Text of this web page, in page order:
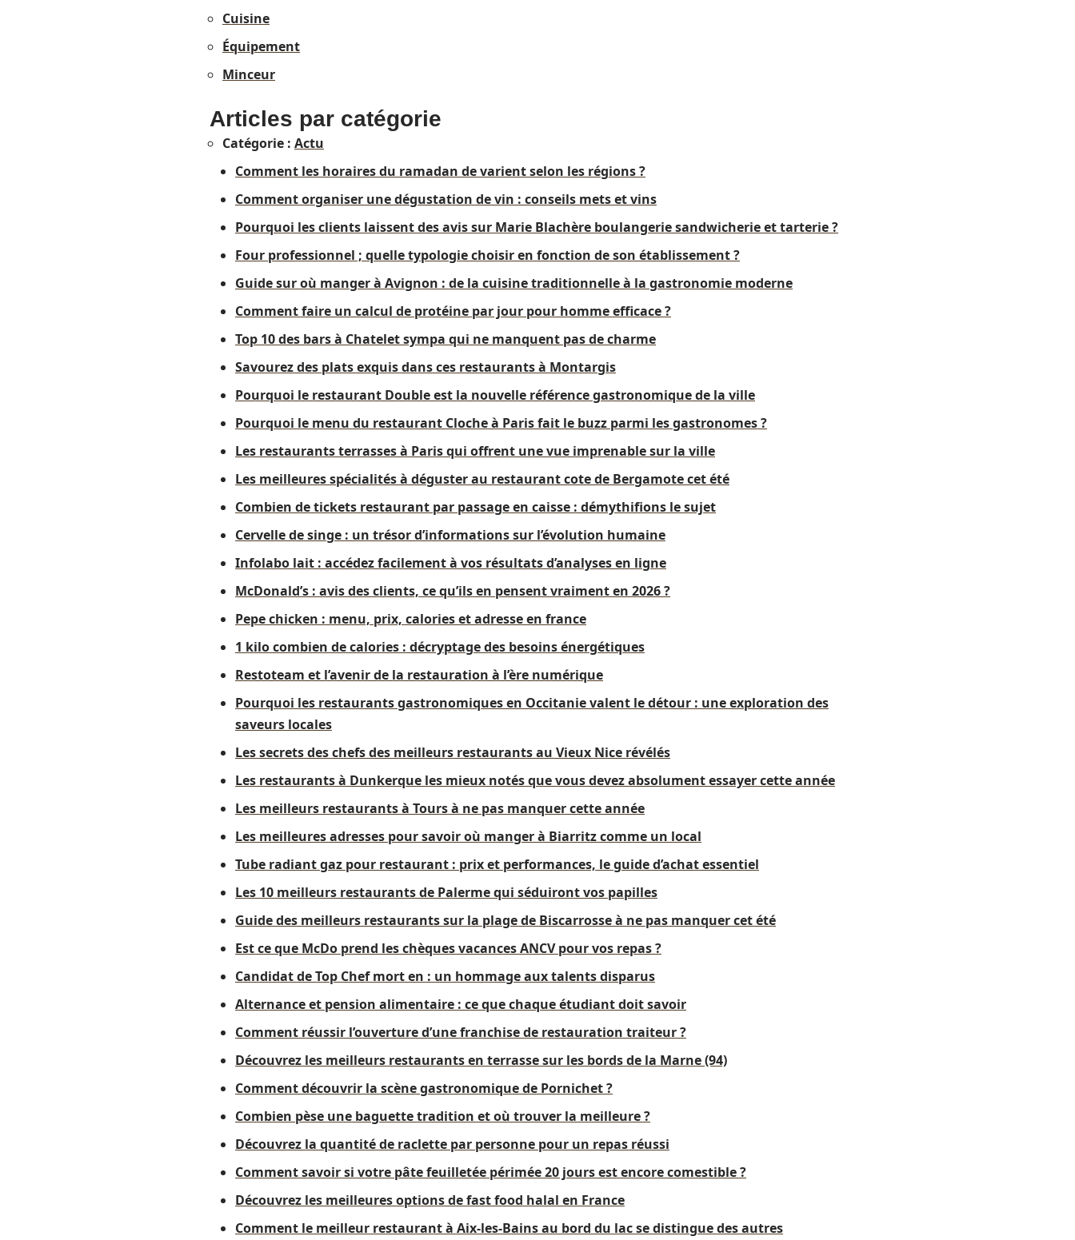
Cuisine
Équipement
Minceur
Articles par catégorie
Catégorie : Actu
Comment les horaires du ramadan de varient selon les régions ?
Comment organiser une dégustation de vin : conseils mets et vins
Pourquoi les clients laissent des avis sur Marie Blachère boulangerie sandwicherie et tarterie ?
Four professionnel ; quelle typologie choisir en fonction de son établissement ?
Guide sur où manger à Avignon : de la cuisine traditionnelle à la gastronomie moderne
Comment faire un calcul de protéine par jour pour homme efficace ?
Top 10 des bars à Chatelet sympa qui ne manquent pas de charme
Savourez des plats exquis dans ces restaurants à Montargis
Pourquoi le restaurant Double est la nouvelle référence gastronomique de la ville
Pourquoi le menu du restaurant Cloche à Paris fait le buzz parmi les gastronomes ?
Les restaurants terrasses à Paris qui offrent une vue imprenable sur la ville
Les meilleures spécialités à déguster au restaurant cote de Bergamote cet été
Combien de tickets restaurant par passage en caisse : démythifions le sujet
Cervelle de singe : un trésor d’informations sur l’évolution humaine
Infolabo lait : accédez facilement à vos résultats d’analyses en ligne
McDonald’s : avis des clients, ce qu’ils en pensent vraiment en 2026 ?
Pepe chicken : menu, prix, calories et adresse en france
1 kilo combien de calories : décryptage des besoins énergétiques
Restoteam et l’avenir de la restauration à l’ère numérique
Pourquoi les restaurants gastronomiques en Occitanie valent le détour : une exploration des
saveurs locales
Les secrets des chefs des meilleurs restaurants au Vieux Nice révélés
Les restaurants à Dunkerque les mieux notés que vous devez absolument essayer cette année
Les meilleurs restaurants à Tours à ne pas manquer cette année
Les meilleures adresses pour savoir où manger à Biarritz comme un local
Tube radiant gaz pour restaurant : prix et performances, le guide d’achat essentiel
Les 10 meilleurs restaurants de Palerme qui séduiront vos papilles
Guide des meilleurs restaurants sur la plage de Biscarrosse à ne pas manquer cet été
Est ce que McDo prend les chèques vacances ANCV pour vos repas ?
Candidat de Top Chef mort en : un hommage aux talents disparus
Alternance et pension alimentaire : ce que chaque étudiant doit savoir
Comment réussir l’ouverture d’une franchise de restauration traiteur ?
Découvrez les meilleurs restaurants en terrasse sur les bords de la Marne (94)
Comment découvrir la scène gastronomique de Pornichet ?
Combien pèse une baguette tradition et où trouver la meilleure ?
Découvrez la quantité de raclette par personne pour un repas réussi
Comment savoir si votre pâte feuilletée périmée 20 jours est encore comestible ?
Découvrez les meilleures options de fast food halal en France
Comment le meilleur restaurant à Aix-les-Bains au bord du lac se distingue des autres